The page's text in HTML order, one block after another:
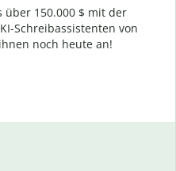
über 150.000 $ mit der
Schreibassistenten von
noch heute an!